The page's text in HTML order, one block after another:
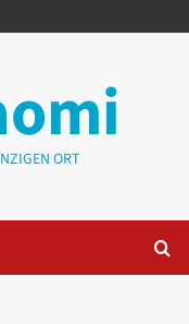
ORT